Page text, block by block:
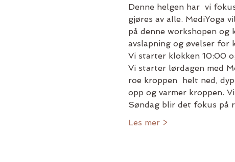
Denne helgen har  vi
gjøres av alle. MediYoga
på denne workshopen og
avslapning og øvelser for
Vi starter klokken 10:00
Vi starter lørdagen med
roe kroppen  helt ned,
opp og varmer kroppen.
Søndag blir det fokus på
Les mer >